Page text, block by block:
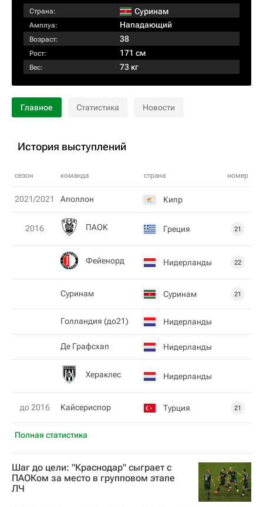
Страна: Суринам
Амплуа: Нападающий
Возраст: 38
Рост: 171 см
Вес: 73 кг
Главное Статистика Новости
История выступлений
сезон команда страна номер
Полная статистика
2021/2021 Аполлон Кипр
2016 ПАОК Греция 21
Фейенорд Нидерланды 22
Суринам Суринам 21
Голландия (до21) Нидерланды
Де Графсхап Нидерланды
Хераклес Нидерланды
до 2016 Кайсериспор Турция 21
Шаг до цели: "Краснодар" сыграет с
ПАОКом за место в групповом этапе
ЛЧ